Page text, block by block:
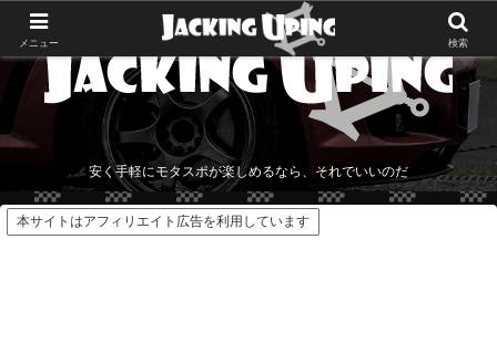
安く手軽にモタスポが楽しめるなら、それでいいのだ
本サイトはアフィリエイト広告を利用しています
メニュー 検索